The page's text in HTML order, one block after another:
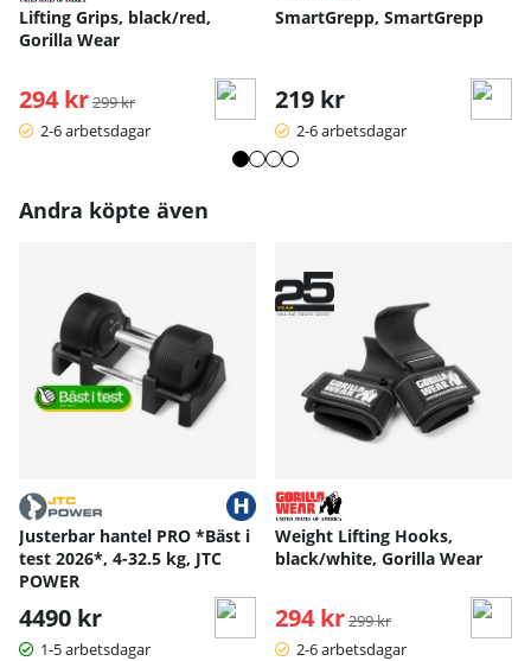
Lifting Grips, black/red,
Gorilla Wear
294 kr Ordinarie pris:
299 kr
2-6 arbetsdagar
SmartGrepp, SmartGrepp
219 kr
2-6 arbetsdagar
Andra köpte även
Justerbar hantel PRO *Bäst i
test 2026*, 4-32.5 kg, JTC
POWER
4490 kr
1-5 arbetsdagar
Weight Lifting Hooks,
black/white, Gorilla Wear
294 kr Ordinarie pris:
299 kr
2-6 arbetsdagar